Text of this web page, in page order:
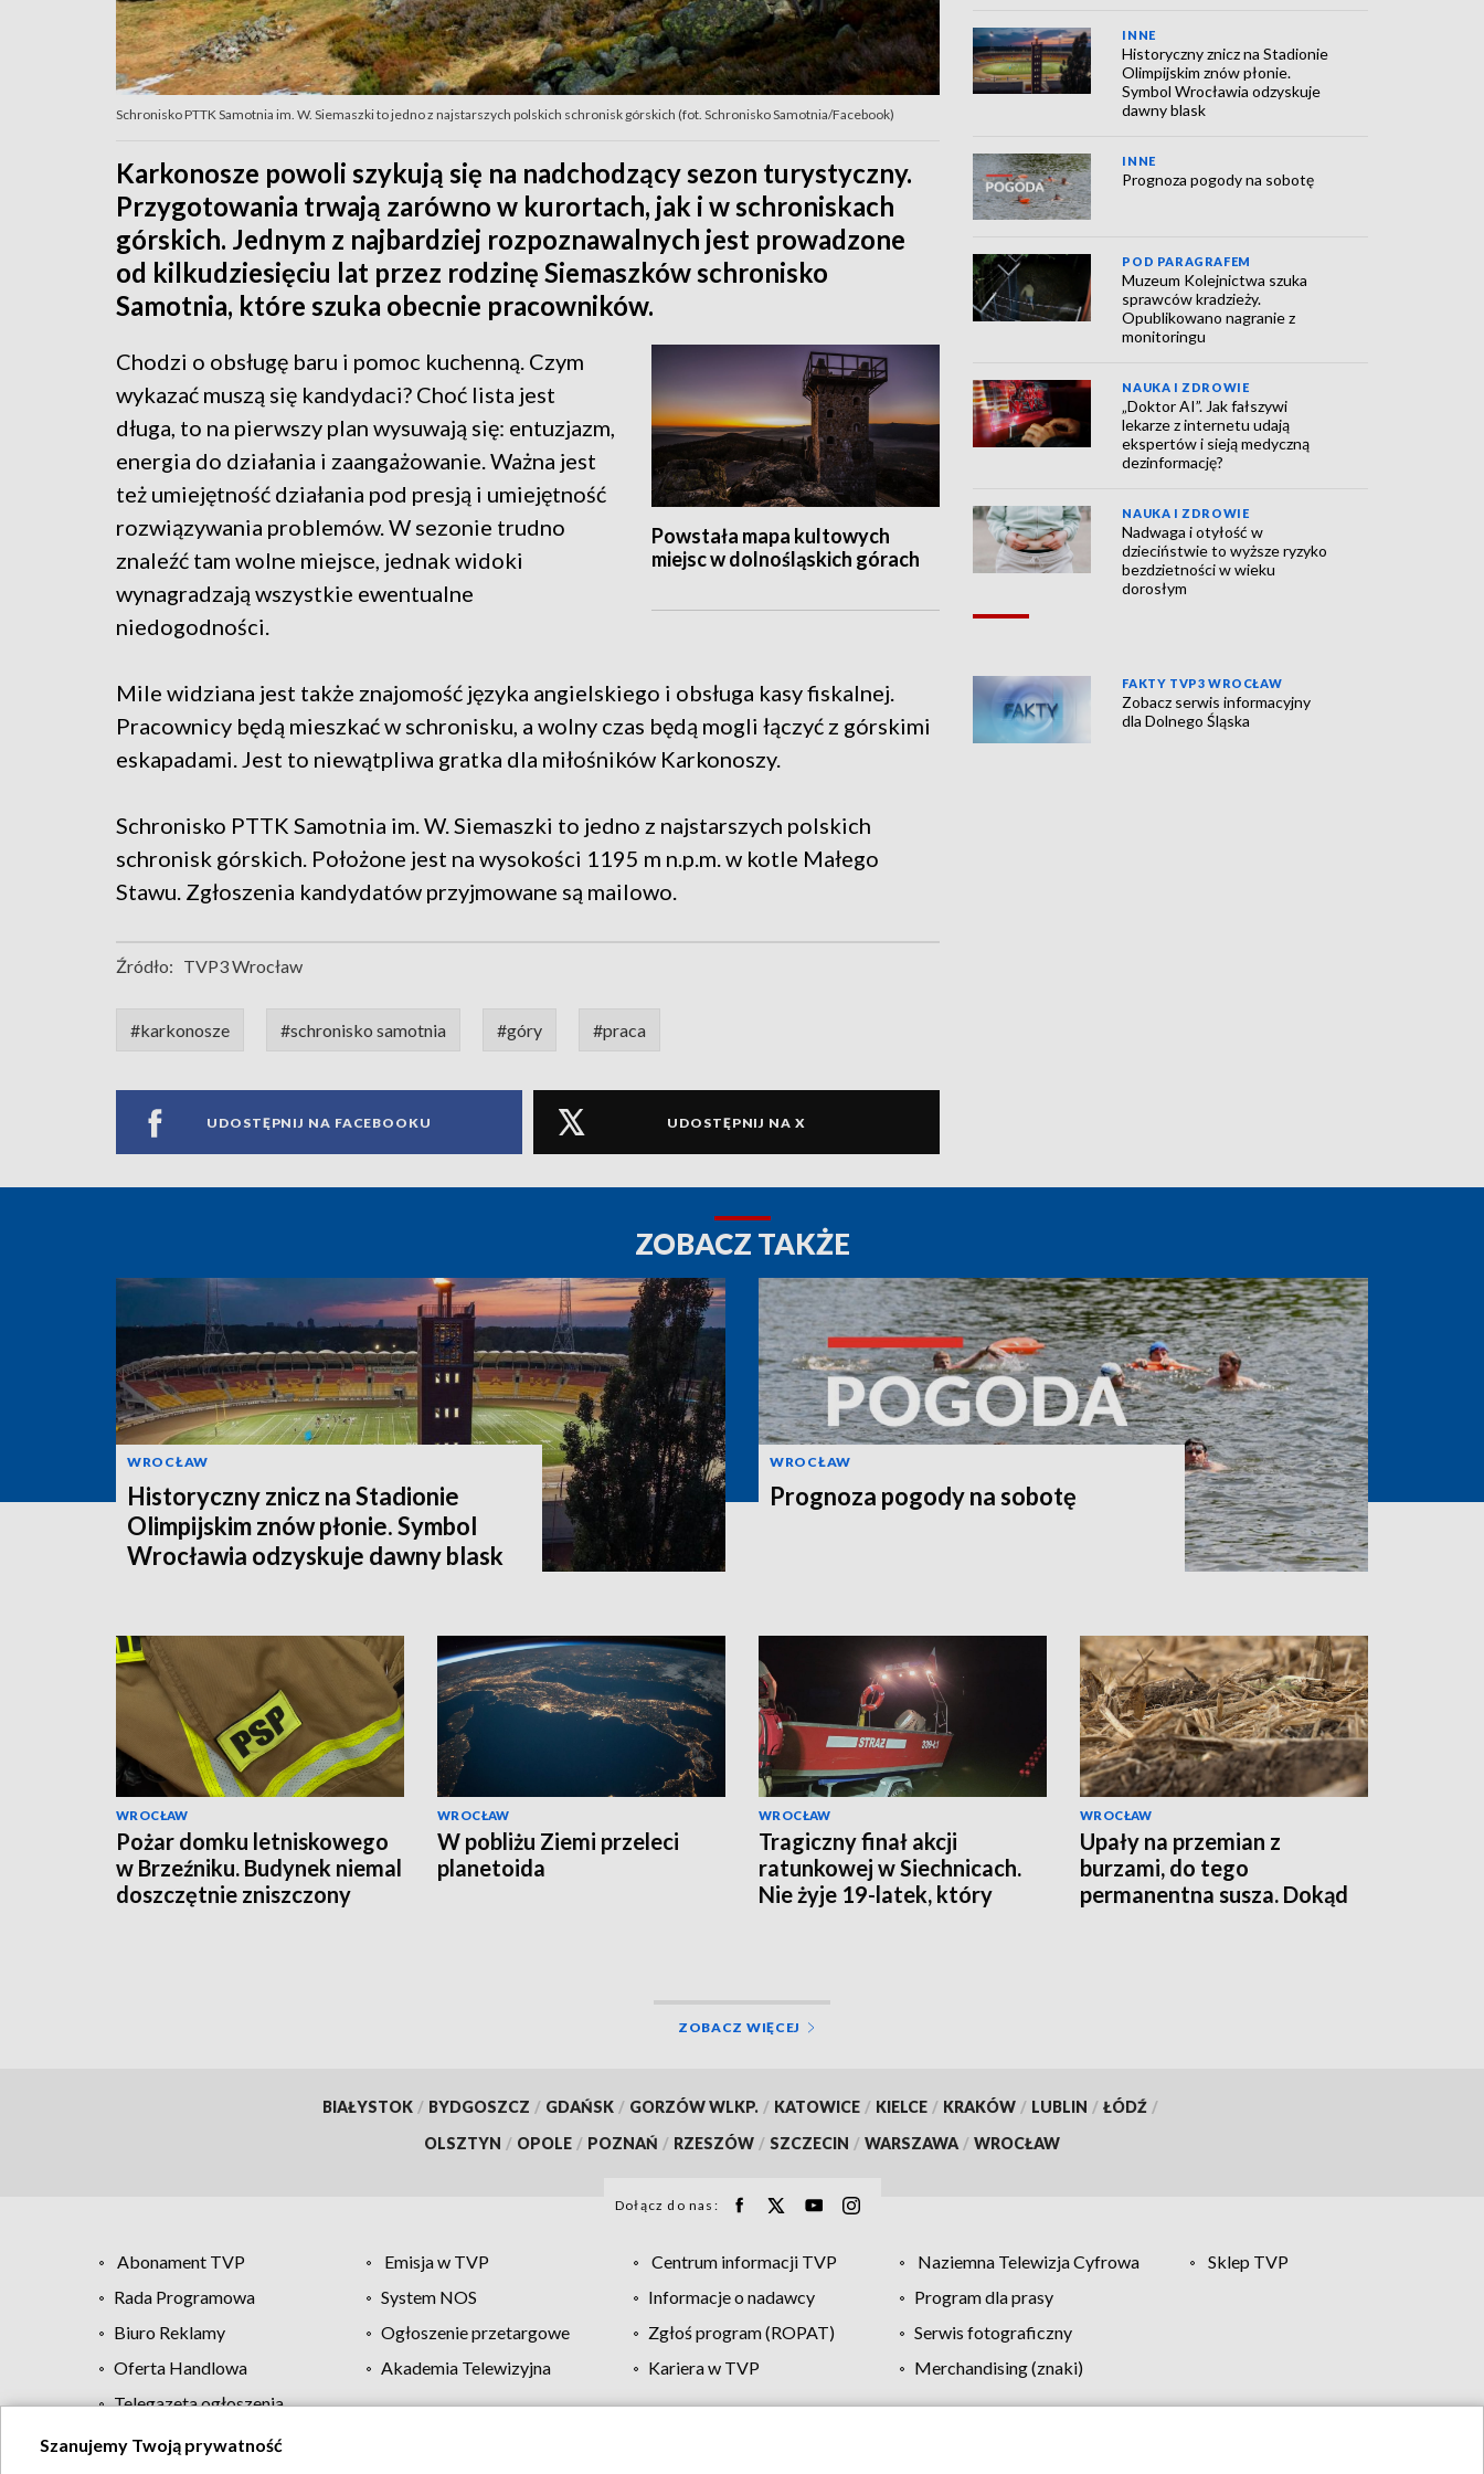
Schronisko PTTK Samotnia im. W. Siemaszki to jedno z najstarszych polskich schronisk górskich (fot. Schronisko Samotnia/Facebook)
Karkonosze powoli szykują się na nadchodzący sezon turystyczny.
Przygotowania trwają zarówno w kurortach, jak i w schroniskach
górskich. Jednym z najbardziej rozpoznawalnych jest prowadzone
od kilkudziesięciu lat przez rodzinę Siemaszków schronisko
Samotnia, które szuka obecnie pracowników.
Powstała mapa kultowych
miejsc w dolnośląskich górach
Chodzi o obsługę baru i pomoc kuchenną. Czym
wykazać muszą się kandydaci? Choć lista jest
długa, to na pierwszy plan wysuwają się: entuzjazm,
energia do działania i zaangażowanie. Ważna jest
też umiejętność działania pod presją i umiejętność
rozwiązywania problemów. W sezonie trudno
znaleźć tam wolne miejsce, jednak widoki
wynagradzają wszystkie ewentualne
niedogodności.
Mile widziana jest także znajomość języka angielskiego i obsługa kasy fiskalnej.
Pracownicy będą mieszkać w schronisku, a wolny czas będą mogli łączyć z górskimi
eskapadami. Jest to niewątpliwa gratka dla miłośników Karkonoszy.
Schronisko PTTK Samotnia im. W. Siemaszki to jedno z najstarszych polskich
schronisk górskich. Położone jest na wysokości 1195 m n.p.m. w kotle Małego
Stawu. Zgłoszenia kandydatów przyjmowane są mailowo.
Źródło: TVP3 Wrocław
#karkonosze #schronisko samotnia #góry #praca
UDOSTĘPNIJ NA FACEBOOKU UDOSTĘPNIJ NA X
INNE
Historyczny znicz na Stadionie
Olimpijskim znów płonie.
Symbol Wrocławia odzyskuje
dawny blask
INNE
Prognoza pogody na sobotę
POD PARAGRAFEM
Muzeum Kolejnictwa szuka
sprawców kradzieży.
Opublikowano nagranie z
monitoringu
NAUKA I ZDROWIE
„Doktor AI”. Jak fałszywi
lekarze z internetu udają
ekspertów i sieją medyczną
dezinformację?
NAUKA I ZDROWIE
Nadwaga i otyłość w
dzieciństwie to wyższe ryzyko
bezdzietności w wieku
dorosłym
FAKTY TVP3 WROCŁAW
Zobacz serwis informacyjny
dla Dolnego Śląska
ZOBACZ TAKŻE
WROCŁAW
Historyczny znicz na Stadionie
Olimpijskim znów płonie. Symbol
Wrocławia odzyskuje dawny blask
WROCŁAW
Prognoza pogody na sobotę
WROCŁAW
Pożar domku letniskowego
w Brzeźniku. Budynek niemal
doszczętnie zniszczony
WROCŁAW
W pobliżu Ziemi przeleci
planetoida
WROCŁAW
Tragiczny finał akcji
ratunkowej w Siechnicach.
Nie żyje 19-latek, który
WROCŁAW
Upały na przemian z
burzami, do tego
permanentna susza. Dokąd
ZOBACZ WIĘCEJ
BIAŁYSTOK / BYDGOSZCZ / GDAŃSK / GORZÓW WLKP. / KATOWICE / KIELCE / KRAKÓW / LUBLIN / ŁÓDŹ /
OLSZTYN / OPOLE / POZNAŃ / RZESZÓW / SZCZECIN / WARSZAWA / WROCŁAW
Dołącz do nas:
Abonament TVP Emisja w TVP Centrum informacji TVP Naziemna Telewizja Cyfrowa
Sklep TVP
Rada Programowa
System NOS Informacje o nadawcy
Program dla prasy
Biuro Reklamy
Ogłoszenie przetargowe Zgłoś program (ROPAT)
Serwis fotograficzny
Oferta Handlowa
Akademia Telewizyjna Kariera w TVP
Merchandising (znaki)
Telegazeta ogłoszenia
Szanujemy Twoją prywatność